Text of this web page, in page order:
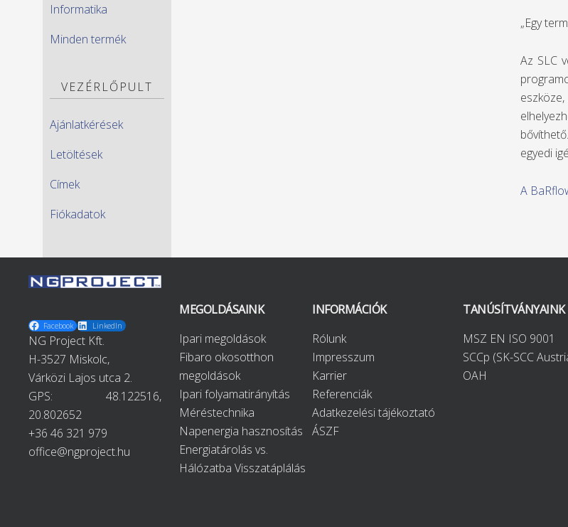
Informatika
Minden termék
VEZÉRLŐPULT
Ajánlatkérések
Letöltések
Címek
Fiókadatok
„Egy
Az SLC
egyedi
A
Facebook LinkedIn
NG Project Kft.
H-3527 Miskolc,
Várközi Lajos utca 2.
GPS:48.122516,
20.802652
+36 46 321 979
office@ngproject.hu
MEGOLDÁSAINK
Ipari megoldások
Fibaro okosotthon
megoldások
Ipari folyamatirányítás
Méréstechnika
Napenergia hasznosítás
Energiatárolás vs.
Hálózatba Visszatáplálás
INFORMÁCIÓK
Rólunk
Impresszum
Karrier
Referenciák
Adatkezelési tájékoztató
ÁSZF
TANÚSÍTVÁNYAINK
MSZ EN ISO 9001
SCCp (SK-SCC
OAH